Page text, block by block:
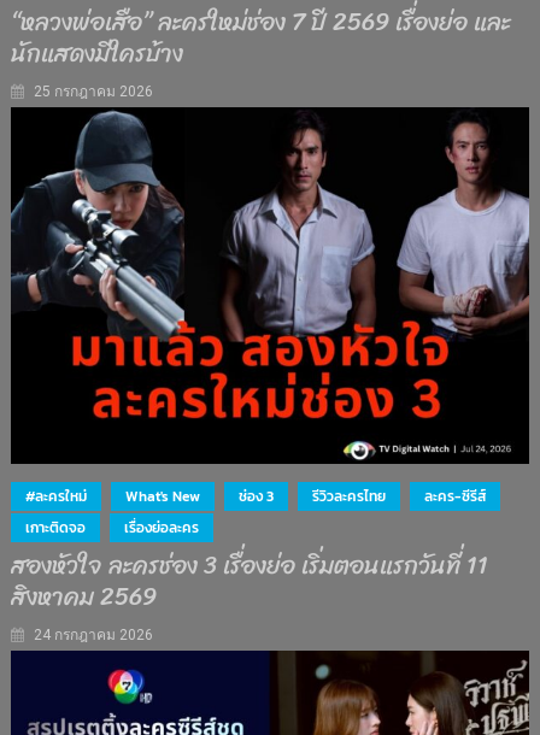
“หลวงพ่อเสือ” ละครใหม่ช่อง 7 ปี 2569 เรื่องย่อ และ
นักแสดงมีใครบ้าง
25 กรกฎาคม 2026
#ละครใหม่ What's New ช่อง 3 รีวิวละครไทย
ละคร-ซีรีส์
เกาะติดจอ
เรื่องย่อละคร
สองหัวใจ ละครช่อง 3 เรื่องย่อ เริ่มตอนแรกวันที่ 11
สิงหาคม 2569
24 กรกฎาคม 2026